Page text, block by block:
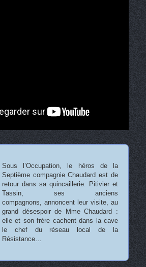
Sous l’Occupation, le héros de la
Septième compagnie Chaudard est de
retour dans sa quincaillerie. Pitivier et
Tassin, ses anciens
compagnons, annoncent leur visite, au
grand désespoir de Mme Chaudard :
elle et son frère cachent dans la cave
le chef du réseau local de la
Résistance…